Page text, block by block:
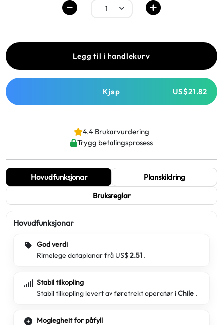
Legg til i handlekurv
Kjøp US$21.82
4.4 Brukarvurdering
Trygg betalingsprosess
Hovudfunksjonar
Planskildring
Bruksreglar
Hovudfunksjonar
God verdi
Rimelege dataplanar frå US$2.51 .
Stabil tilkopling
Stabil tilkopling levert av føretrekt operatør iChile .
Moglegheit for påfyll